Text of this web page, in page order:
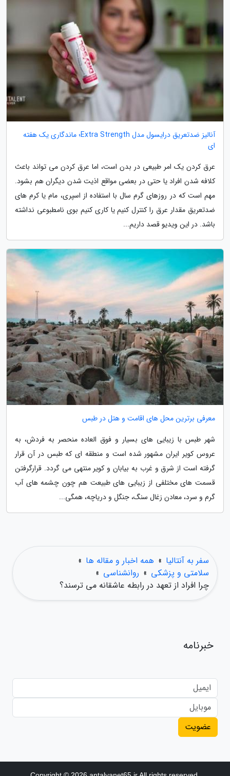
آنالیز ضدتعریق درایسول مدل Extra Strength؛ ماندگاری یک هفته
ای
عرق کردن یک امر طبیعی در بدن است، اما عرق کردن می تواند باعث
کلافه شدن افراد یا حتی در بعضی مواقع اذیت شدن دیگران هم بشود.
مهم است که در روزهای گرم سال با استفاده از اسپری، مام یا کرم های
ضدتعریق مقدار عرق را کنترل کنیم یا کاری کنیم بوی نامطبوعی نداشته
باشد. در این ویدیو قصد داریم...
معرفی برترین محل های اقامت و هتل در طبس
شهر طبس با زیبایی های بسیار و فوق العاده منحصر به فردش، به
عروس کویر ایران مشهور شده است و منطقه ای که طبس در آن قرار
گرفته است از شرق و غرب به بیابان و کویر منتهی می گردد. قرارگرفتن
قسمت های مختلفی از زیبایی های طبیعت هم چون چشمه های آب
گرم و سرد، معادن زغال سنگ، جنگل و دریاچه، همگی...
سفر به آنتالیا » همه اخبار و مقاله ها »
سلامتی و پزشکی » روانشناسی »
چرا افراد از تعهد در رابطه عاشقانه می ترسند؟
خبرنامه
عضویت